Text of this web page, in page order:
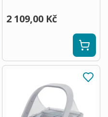
2 109,00 Kč